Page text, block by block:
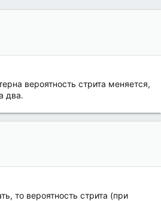
вероятность стрита меняется,
два.
то вероятность стрита (при